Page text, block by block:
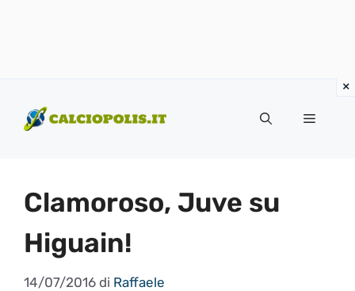
contenuto
Menu
Clamoroso, Juve su
Higuain!
14/07/2016 di Raffaele